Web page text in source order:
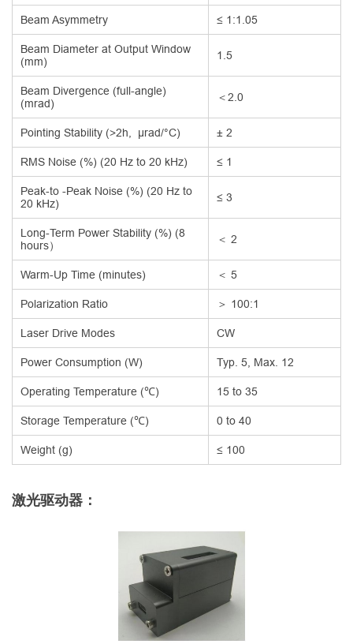
Beam Asymmetry
≤ 1:1.05
Beam Diameter at Output Window
(mm)
1.5
Beam Divergence (full-angle)
(mrad)
＜2.0
Pointing Stability (>2h, µrad/°C)
± 2
RMS Noise (%) (20 Hz to 20 kHz)
≤ 1
Peak-to -Peak Noise (%) (20 Hz to
20 kHz)
≤ 3
Long-Term Power Stability (%) (8
hours）
＜ 2
Warm-Up Time (minutes)
＜ 5
Polarization Ratio
＞ 100:1
Laser Drive Modes
CW
Power Consumption (W)
Typ. 5, Max. 12
Operating Temperature (℃)
15 to 35
Storage Temperature (℃)
0 to 40
Weight (g)
≤ 100
激光驱动器：